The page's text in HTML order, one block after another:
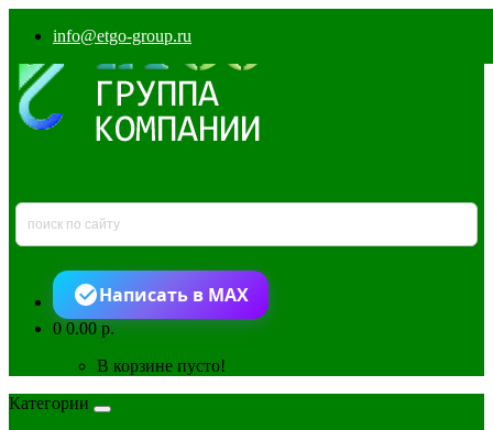
info@etgo-group.ru
Написать в MAX
00.00 р.
В корзине пусто!
Категории